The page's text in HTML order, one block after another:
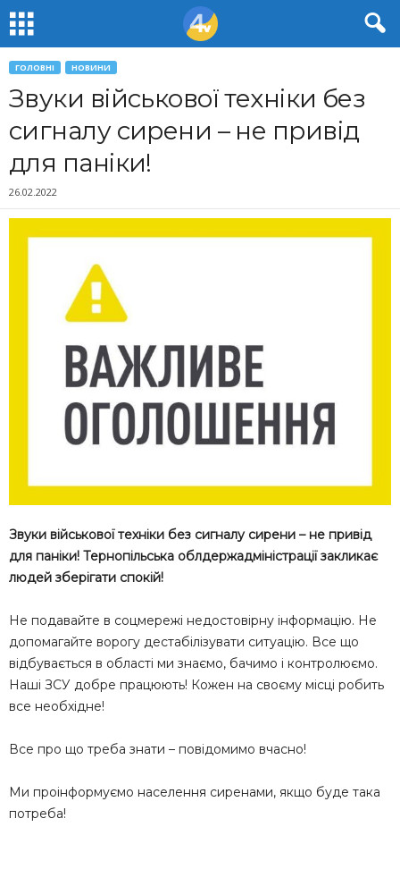
ГОЛОВНІ НОВИНИ
Звуки військової техніки без
сигналу сирени – не привід
для паніки!
26.02.2022
Звуки військової техніки без сигналу сирени – не привід
для паніки! Тернопільська облдержадміністрації закликає
людей зберігати спокій!
Не подавайте в соцмережі недостовірну інформацію. Не
допомагайте ворогу дестабілізувати ситуацію. Все що
відбувається в області ми знаємо, бачимо і контролюємо.
Наші ЗСУ добре працюють! Кожен на своєму місці робить
все необхідне!
Все про що треба знати – повідомимо вчасно!
Ми проінформуємо населення сиренами, якщо буде така
потреба!